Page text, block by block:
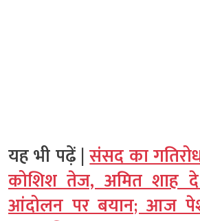
यह भी पढ़ें |संसद का
कोशिश तेज, अमित शाह
आंदोलन पर बयान; आज